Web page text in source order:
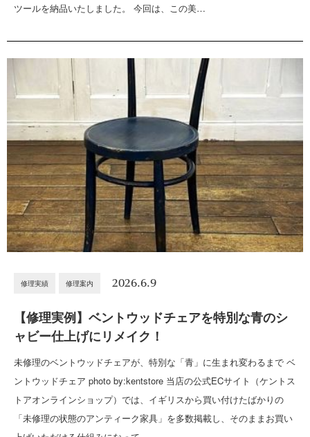
ツールを納品いたしました。 今回は、この美…
修理実績 修理案内 2026.6.9
【修理実例】ベントウッドチェアを特別な青のシ
ャビー仕上げにリメイク！
未修理のベントウッドチェアが、特別な「青」に生まれ変わるまで ベ
ントウッドチェア photo by:kentstore 当店の公式ECサイト（ケントス
トアオンラインショップ）では、イギリスから買い付けたばかりの
「未修理の状態のアンティーク家具」を多数掲載し、そのままお買い